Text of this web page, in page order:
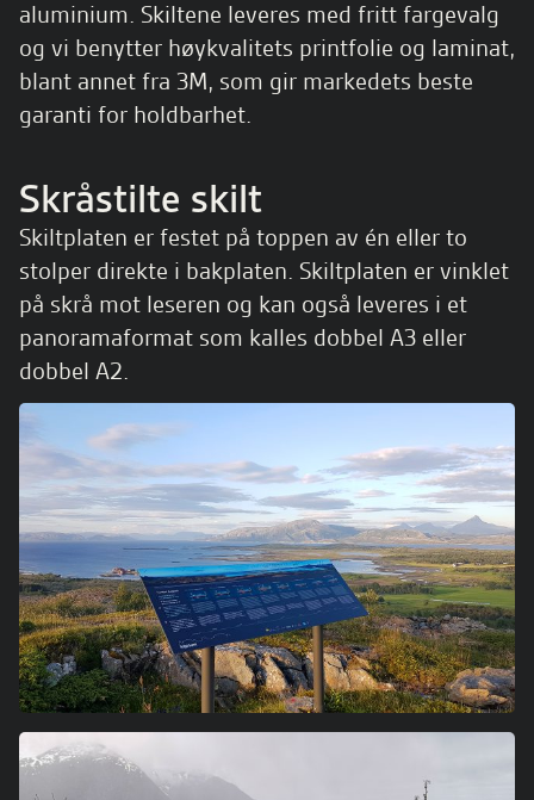
aluminium. Skiltene leveres med fritt fargevalg
og vi benytter høykvalitets printfolie og laminat,
blant annet fra 3M, som gir markedets beste
garanti for holdbarhet.
Skråstilte skilt
Skiltplaten er festet på toppen av én eller to
stolper direkte i bakplaten. Skiltplaten er vinklet
på skrå mot leseren og kan også leveres i et
panoramaformat som kalles dobbel A3 eller
dobbel A2.